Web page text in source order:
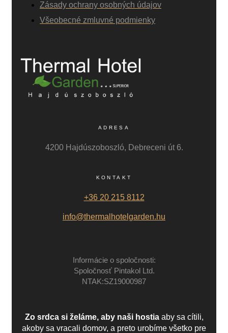
Zásady ochrany osobných údajov
Všeobecné zmluvné podmienky
ADRESA
4200 Hajdúszoboszló, Debreceni út 6.
KONTAKT
+36 20 215 8112
info@thermalhotelgarden.hu
Informácie o spoločnosti:
Spoločnosť Pintakol Ltd.
NTAK:SZ19000987
Zo srdca si želáme, aby naši hostiaaby sa cítili,
akoby sa vracali domov, a preto urobíme všetko pre